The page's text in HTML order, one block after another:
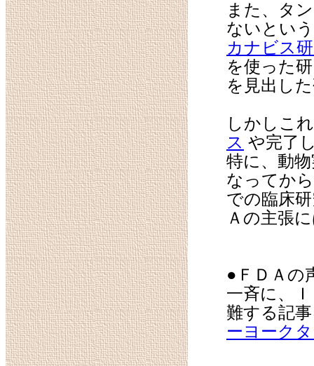
また、タ
ないとい
カナビス
を使った
を見出し
しかしこ
ス や完了
特に、動
なってか
での臨床
Ａの主張
●ＦＤＡの
一斉に、
難する記
ーヨーク